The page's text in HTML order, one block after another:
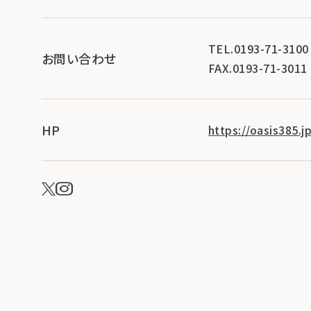
お問い合わせ
TEL.0193-71-3100
FAX.0193-71-3011
HP https://